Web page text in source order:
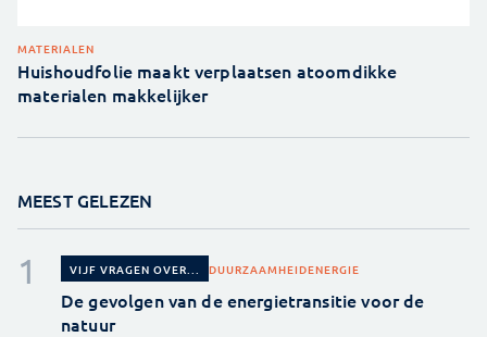
MATERIALEN
Huishoudfolie maakt verplaatsen atoomdikke
materialen makkelijker
MEEST GELEZEN
VIJF VRAGEN OVER... DUURZAAMHEIDENERGIE
De gevolgen van de energietransitie voor de
natuur